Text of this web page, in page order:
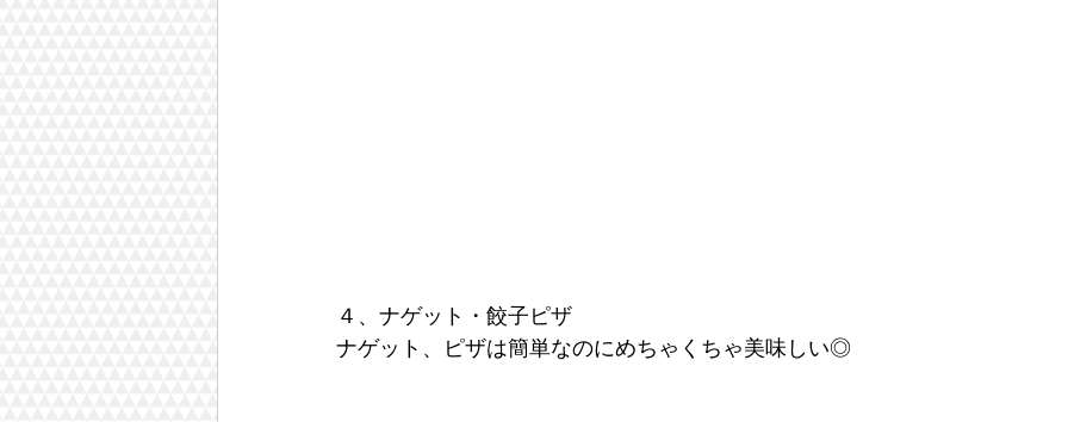
４、ナゲット・餃子ピザ
ナゲット、ピザは簡単なのにめちゃくちゃ美味しい◎